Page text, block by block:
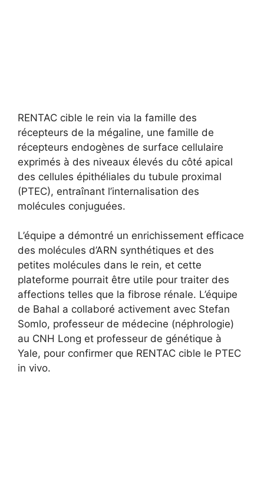
RENTAC cible le rein via la famille des
récepteurs de la mégaline, une famille de
récepteurs endogènes de surface cellulaire
exprimés à des niveaux élevés du côté apical
des cellules épithéliales du tubule proximal
(PTEC), entraînant l’internalisation des
molécules conjuguées.
L’équipe a démontré un enrichissement efficace
des molécules d’ARN synthétiques et des
petites molécules dans le rein, et cette
plateforme pourrait être utile pour traiter des
affections telles que la fibrose rénale. L’équipe
de Bahal a collaboré activement avec Stefan
Somlo, professeur de médecine (néphrologie)
au CNH Long et professeur de génétique à
Yale, pour confirmer que RENTAC cible le PTEC
in vivo.